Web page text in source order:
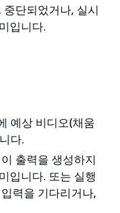
단되었거나, 실시
입니다.
예상 비디오(채움
다.
출력을 생성하지
입니다. 또는 실행
력을 기다리거나,